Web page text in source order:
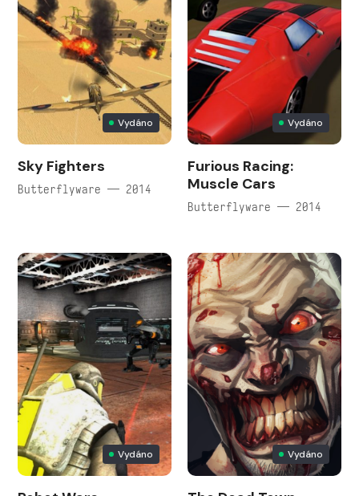
Vydáno
Sky Fighters
Butterflyware — 2014
Vydáno
Furious Racing:
Muscle Cars
Butterflyware — 2014
Vydáno Vydáno